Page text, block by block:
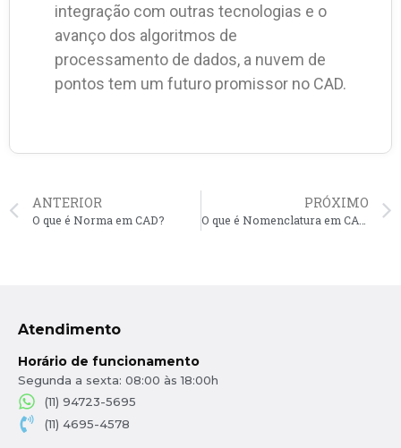
integração com outras tecnologias e o
avanço dos algoritmos de
processamento de dados, a nuvem de
pontos tem um futuro promissor no CAD.
ANTERIOR
O que é Norma em CAD?
PRÓXIMO
O que é Nomenclatura em CAD?
Atendimento
Horário de funcionamento
Segunda a sexta: 08:00 às 18:00h
(11) 94723-5695
(11) 4695-4578